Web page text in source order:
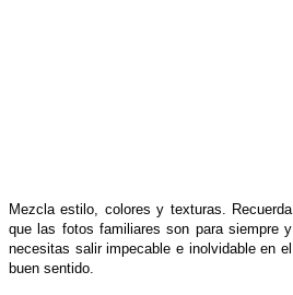
Mezcla estilo, colores y texturas. Recuerda
que las fotos familiares son para siempre y
necesitas salir impecable e inolvidable en el
buen sentido.